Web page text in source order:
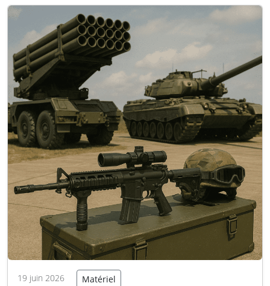
mobiles et précis avec le savoir-faire d’Arquus
dans la conception…Lire la suite
19 juin 2026 Matériel